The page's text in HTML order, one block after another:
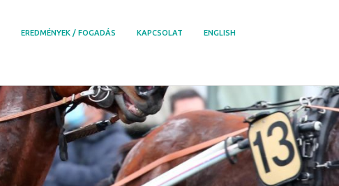
EREDMÉNYEK / FOGADÁS KAPCSOLAT ENGLISH